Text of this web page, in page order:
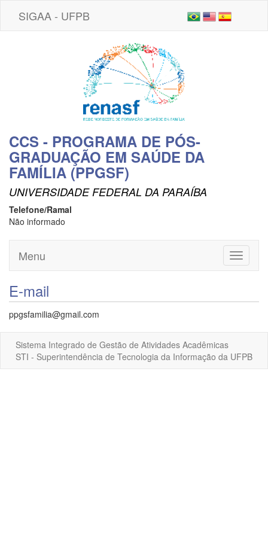
SIGAA - UFPB
CCS - PROGRAMA DE PÓS-
GRADUAÇÃO EM SAÚDE DA
FAMÍLIA (PPGSF)
UNIVERSIDADE FEDERAL DA PARAÍBA
Telefone/Ramal
Não informado
Toggle
Menu
E-mail
ppgsfamilia@gmail.com
Sistema Integrado de Gestão de Atividades Acadêmicas
STI - Superintendência de Tecnologia da Informação da UFPB